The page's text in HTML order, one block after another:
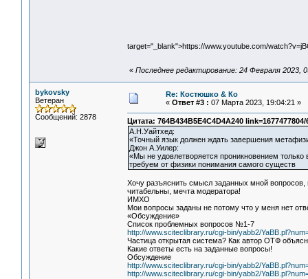
target="_blank">https://www.youtube.com/
« Последнее редактирование: 24 Февраля 2023,
bykovsky
Ветеран
Сообщений: 2878
Re: Костюшко & Ко
« Ответ #3 : 07 Марта 2023, 19:04:21 »
Цитата: 764B434B5E4C4D4A240
А.Н.Уайтхед:
«Точный язык должен ждать завершения
Джон А.Уилер:
«Мы не удовлетворяется проникновением
требуем от физики понимания самого существ
Хочу разъяснить смысл заданных мной вопросов,
читабельны, мечта модератора!
ИМХО
Мои вопросы заданы не потому что у меня нет
«Обсуждение»
Список проблемных вопросов №1-7
http://www.sciteclibrary.ru/cgi-bin/yabb2/
Частица открытая система? Как автор ОТФ
Какие ответы есть на заданные вопросы!
Обсуждение
http://www.sciteclibrary.ru/cgi-bin/yabb2/
http://www.sciteclibrary.ru/cgi-bin/yabb2/